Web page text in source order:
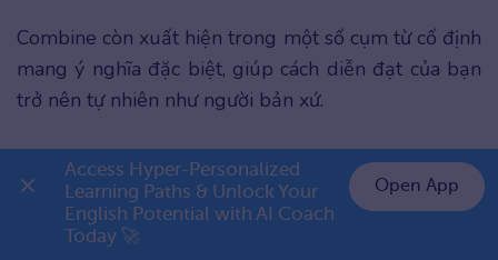
Combine còn xuất hiện trong một số cụm từ cố định
mang ý nghĩa đặc biệt, giúp cách diễn đạt của bạn
trở nên tự nhiên như người bản xứ.
Cụm từ
/Phiên âm/
Dịch
nghĩa
Ví dụ
combine
👉 Premium 1 năm chỉ 999K
Access Hyper-Personalized
Learning Paths & Unlock Your
English Potential with AI Coach
Today 🚀
Open App